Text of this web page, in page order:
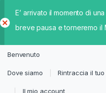
E’ arrivato il momento di
breve pausa e torneremo il
iud
Benvenuto
Dove siamo Rintraccia il
Il mio account